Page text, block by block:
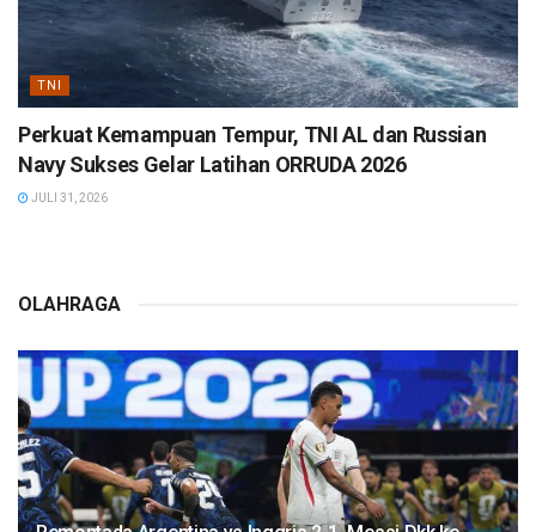
TNI
Perkuat Kemampuan Tempur, TNI AL dan Russian
Navy Sukses Gelar Latihan ORRUDA 2026
JULI 31, 2026
OLAHRAGA